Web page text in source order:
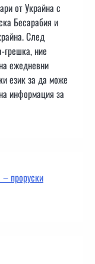
от Украйна с
Бесарабия и
След
грешка, ние
ежедневни
език за да може
информация за
проруски